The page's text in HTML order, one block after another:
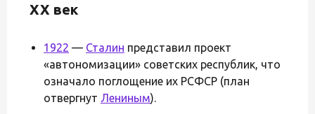
XX век
1922 — Сталин представил проект
«автономизации» советских республик, что
означало поглощение их РСФСР (план
отвергнут Лениным).